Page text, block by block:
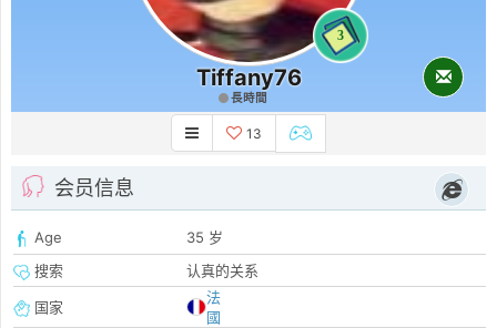
3
Tiffany76
長時間
13
会员信息
Age
35 岁
搜索
认真的关系
国家
法
國